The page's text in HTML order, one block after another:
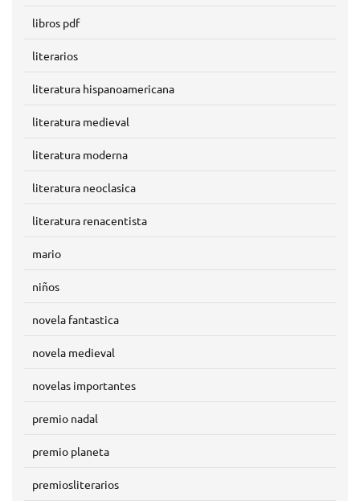
libros pdf
literarios
literatura hispanoamericana
literatura medieval
literatura moderna
literatura neoclasica
literatura renacentista
mario
niños
novela fantastica
novela medieval
novelas importantes
premio nadal
premio planeta
premiosliterarios